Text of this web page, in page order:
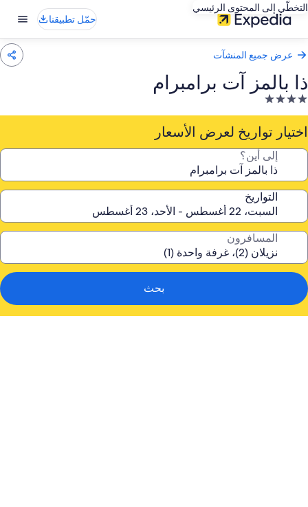
التخطّي إلى المحتوى الرئيسي
حمّل تطبيقنا
عرض جميع المنشآت
ذا بالمز آت برامبرام
منشأة
فندقية
مصنفة
4.0
اختيار تواريخ لعرض الأسعار
إلى أين؟
التواريخ
المسافرون
بحث